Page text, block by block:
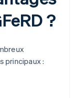
?
principaux :